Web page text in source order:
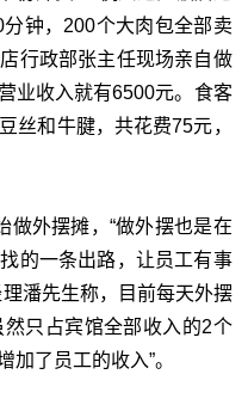
钟，200个大肉包全部卖
行政部张主任现场亲自做
业收入就有6500元。食客
丝和牛腱，共花费75元，
做外摆摊，“做外摆也是在
的一条出路，让员工有事
潘先生称，目前每天外摆
只占宾馆全部收入的2个
加了员工的收入”。